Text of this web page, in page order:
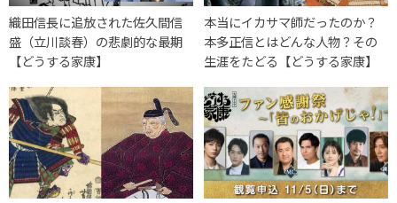
織田信長に追放された佐久間信
盛（立川談春）の悲劇的な最期
【どうする家康】
本当にイカサマ師だったのか？
本多正信とはどんな人物？その
生涯をたどる【どうする家康】